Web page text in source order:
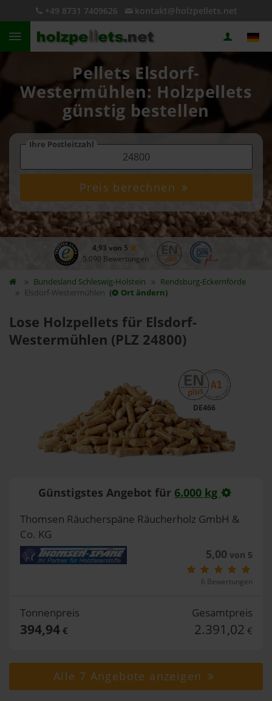
+49 8731 7409626 kontakt@holzpellets.net
Pellets Elsdorf-
Westermühlen: Holzpellets
günstig bestellen
Ihre Postleitzahl
Preis berechnen
4,93 von 5
5.090 Bewertungen
Bundesland Schleswig-Holstein
Rendsburg-Eckernförde
Elsdorf-Westermühlen ( Ort ändern)
Lose Holzpellets für Elsdorf-
Westermühlen (PLZ 24800)
DE466
Günstigstes Angebot für 6.000 kg
Thomsen Räucherspäne Räucherholz GmbH &
Co. KG
5,00 von 5
6 Bewertungen
Tonnenpreis
394,94€
Gesamtpreis
2.391,02 €
Alle 7 Angebote anzeigen